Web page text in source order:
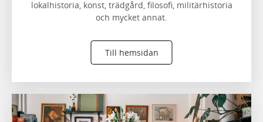
lokalhistoria, konst, trädgård, filosofi, militärhistoria
och mycket annat.
Till hemsidan